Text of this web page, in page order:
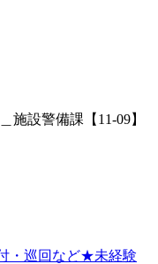
施設警備課【11-09】
・巡回など★未経験